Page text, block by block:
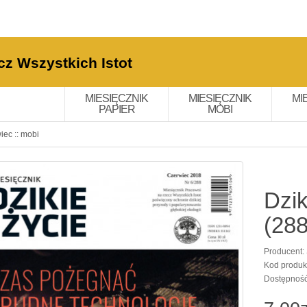
Wszystkich Istot
MIESIĘCZNIK
PAPIER
MIESIĘCZNIK
MOBI
:: mobi
Producent:
Kod